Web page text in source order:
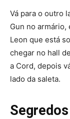
Vá para o outro
Gun no
Leon que está
chegar no hall
a Cord, depois
lado da saleta.